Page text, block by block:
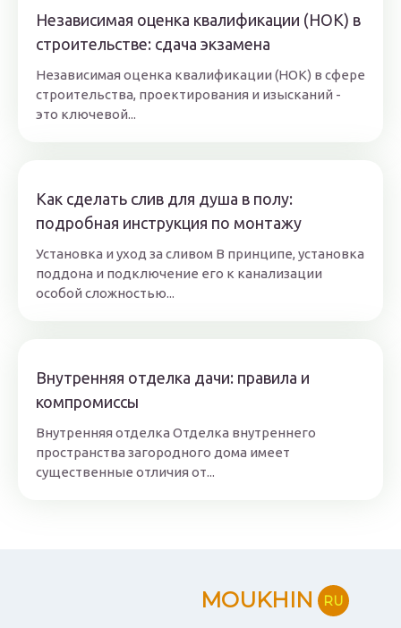
Независимая оценка квалификации (НОК) в
строительстве: сдача экзамена
Независимая оценка квалификации (НОК) в сфере
строительства, проектирования и изысканий -
это ключевой...
Как сделать слив для душа в полу:
подробная инструкция по монтажу
Установка и уход за сливом В принципе, установка
поддона и подключение его к канализации
особой сложностью...
Внутренняя отделка дачи: правила и
компромиссы
Внутренняя отделка Отделка внутреннего
пространства загородного дома имеет
существенные отличия от...
MOUKHIN RU